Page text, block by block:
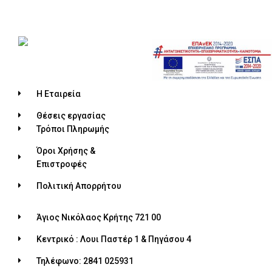
Η Εταιρεία
Θέσεις εργασίας
Τρόποι Πληρωμής
Όροι Χρήσης &
Επιστροφές
Πολιτική Απορρήτου
Άγιος Νικόλαος Κρήτης 721 00
Κεντρικό : Λουι Παστέρ 1 & Πηγάσου 4
Τηλέφωνο: 2841 025931